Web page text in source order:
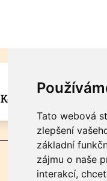
Tato webová
zlepšení
základní
zájmu o naše
interakcí,
Máte
Kontaktujte